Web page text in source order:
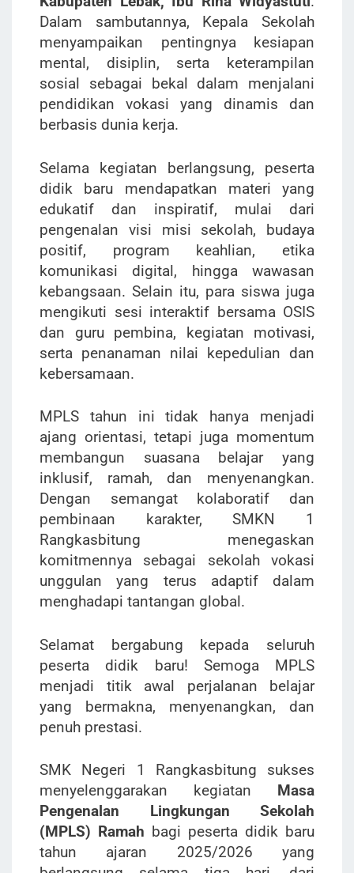
Dalam sambutannya, Kepala Sekolah
menyampaikan pentingnya kesiapan
mental, disiplin, serta keterampilan
sosial sebagai bekal dalam menjalani
pendidikan vokasi yang dinamis dan
berbasis dunia kerja.
Selama kegiatan berlangsung, peserta
didik baru mendapatkan materi yang
edukatif dan inspiratif, mulai dari
pengenalan visi misi sekolah, budaya
positif, program keahlian, etika
komunikasi digital, hingga wawasan
kebangsaan. Selain itu, para siswa juga
mengikuti sesi interaktif bersama OSIS
dan guru pembina, kegiatan motivasi,
serta penanaman nilai kepedulian dan
kebersamaan.
MPLS tahun ini tidak hanya menjadi
ajang orientasi, tetapi juga momentum
membangun suasana belajar yang
inklusif, ramah, dan menyenangkan.
Dengan semangat kolaboratif dan
pembinaan karakter, SMKN 1
Rangkasbitung menegaskan
komitmennya sebagai sekolah vokasi
unggulan yang terus adaptif dalam
menghadapi tantangan global.
Selamat bergabung kepada seluruh
peserta didik baru! Semoga MPLS
menjadi titik awal perjalanan belajar
yang bermakna, menyenangkan, dan
penuh prestasi.
SMK Negeri 1 Rangkasbitung sukses
menyelenggarakan kegiatan Masa
Pengenalan Lingkungan Sekolah
(MPLS) Ramah bagi peserta didik baru
tahun ajaran 2025/2026 yang